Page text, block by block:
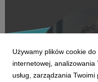
Używamy plików cookie
internetowej, analizowania
usług, zarządzania